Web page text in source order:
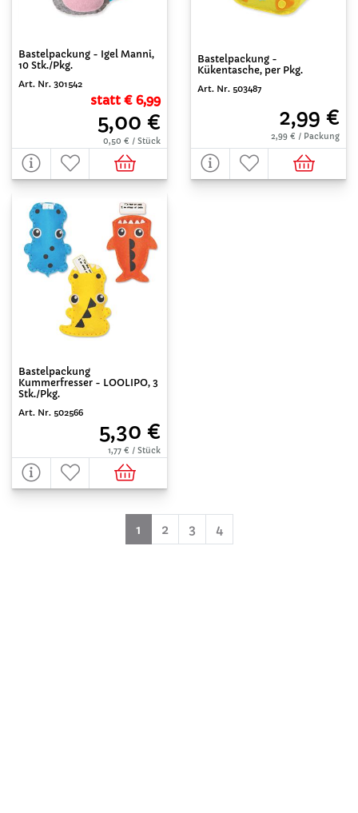
Bastelpackung - Igel Manni,
10 Stk./Pkg.
Art. Nr. 301542
statt € 6,99
5,00 €
0,50 € / Stück
Bastelpackung -
Kükentasche, per Pkg.
Art. Nr. 503487
2,99 €
2,99 € / Packung
Bastelpackung
Kummerfresser - LOOLIPO, 3
Stk./Pkg.
Art. Nr. 502566
5,30 €
1,77 € / Stück
1 (aktuell)
2 3 4